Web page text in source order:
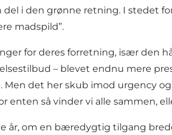
del i den grønne retning. I
madspild”.
for deres forretning, især
– blevet endnu mere
det her skub imod urgency
enten så vinder vi alle sammen,
år, om en bæredygtig tilgang